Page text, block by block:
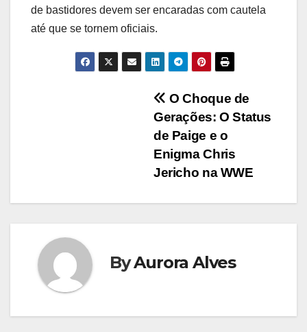
de bastidores devem ser encaradas com cautela
até que se tornem oficiais.
O Choque de
Gerações: O Status
de Paige e o
Enigma Chris
Jericho na WWE
ByAurora Alves